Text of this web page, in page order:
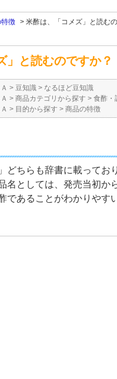
徴 > 米酢は、「コメズ」と読む
」と読むのですか
> 豆知識 > なるほど豆知識
> 商品カテゴリから探す > 食酢・
> 目的から探す > 商品の特徴
どちらも辞書に載ってお
名としては、発売当初か
であることがわかりやす